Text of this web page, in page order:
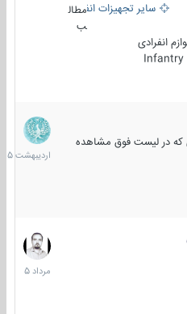
سایر تجهیزات انفرادی
مطال
ب
انفرادی
در لیست فوق مشاهده
27
1405
9
مرداد
1405